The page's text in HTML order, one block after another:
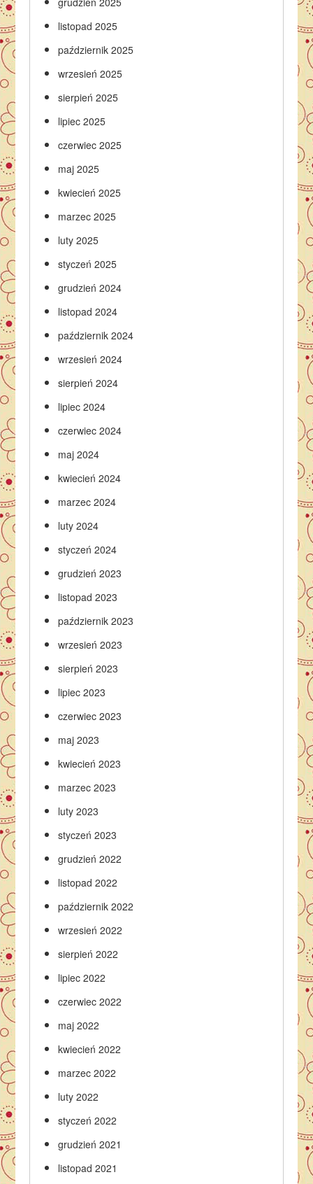
listopad 2025
październik 2025
wrzesień 2025
sierpień 2025
lipiec 2025
czerwiec 2025
maj 2025
kwiecień 2025
marzec 2025
luty 2025
styczeń 2025
grudzień 2024
listopad 2024
październik 2024
wrzesień 2024
sierpień 2024
lipiec 2024
czerwiec 2024
maj 2024
kwiecień 2024
marzec 2024
luty 2024
styczeń 2024
grudzień 2023
listopad 2023
październik 2023
wrzesień 2023
sierpień 2023
lipiec 2023
czerwiec 2023
maj 2023
kwiecień 2023
marzec 2023
luty 2023
styczeń 2023
grudzień 2022
listopad 2022
październik 2022
wrzesień 2022
sierpień 2022
lipiec 2022
czerwiec 2022
maj 2022
kwiecień 2022
marzec 2022
luty 2022
styczeń 2022
grudzień 2021
listopad 2021